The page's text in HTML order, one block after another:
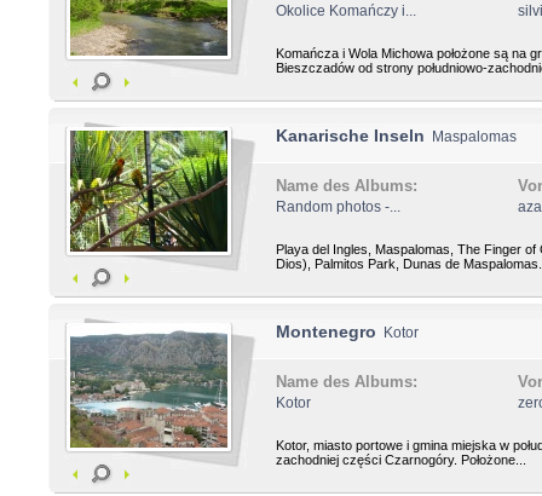
Okolice Komańczy i...
Komańcza i Wola Michowa położone są na
Bieszczadów od strony południowo-
Kanarische Inseln Maspalomas
Name des Albums:
Random photos -...
Playa del Ingles, Maspalomas, The Finger of
Dios), Palmitos Park, Dunas de
Montenegro Kotor
Name des Albums:
Kotor
Kotor, miasto portowe i gmina miejska w
zachodniej części Czarnogóry. Położone...